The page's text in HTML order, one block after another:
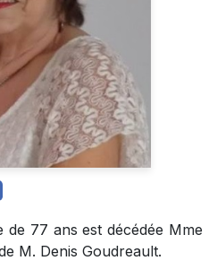
de 77 ans est décédée Mme
M. Denis Goudreault.